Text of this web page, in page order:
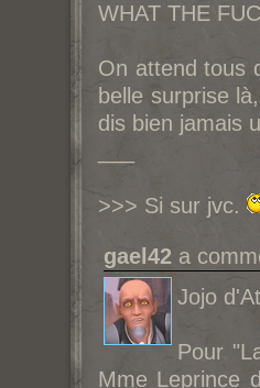
WHAT THE
On attend tous
belle surprise
dis bien jamais
>>> Si sur jvc.
gael42 a
Jojo
Pour
Mme Leprince